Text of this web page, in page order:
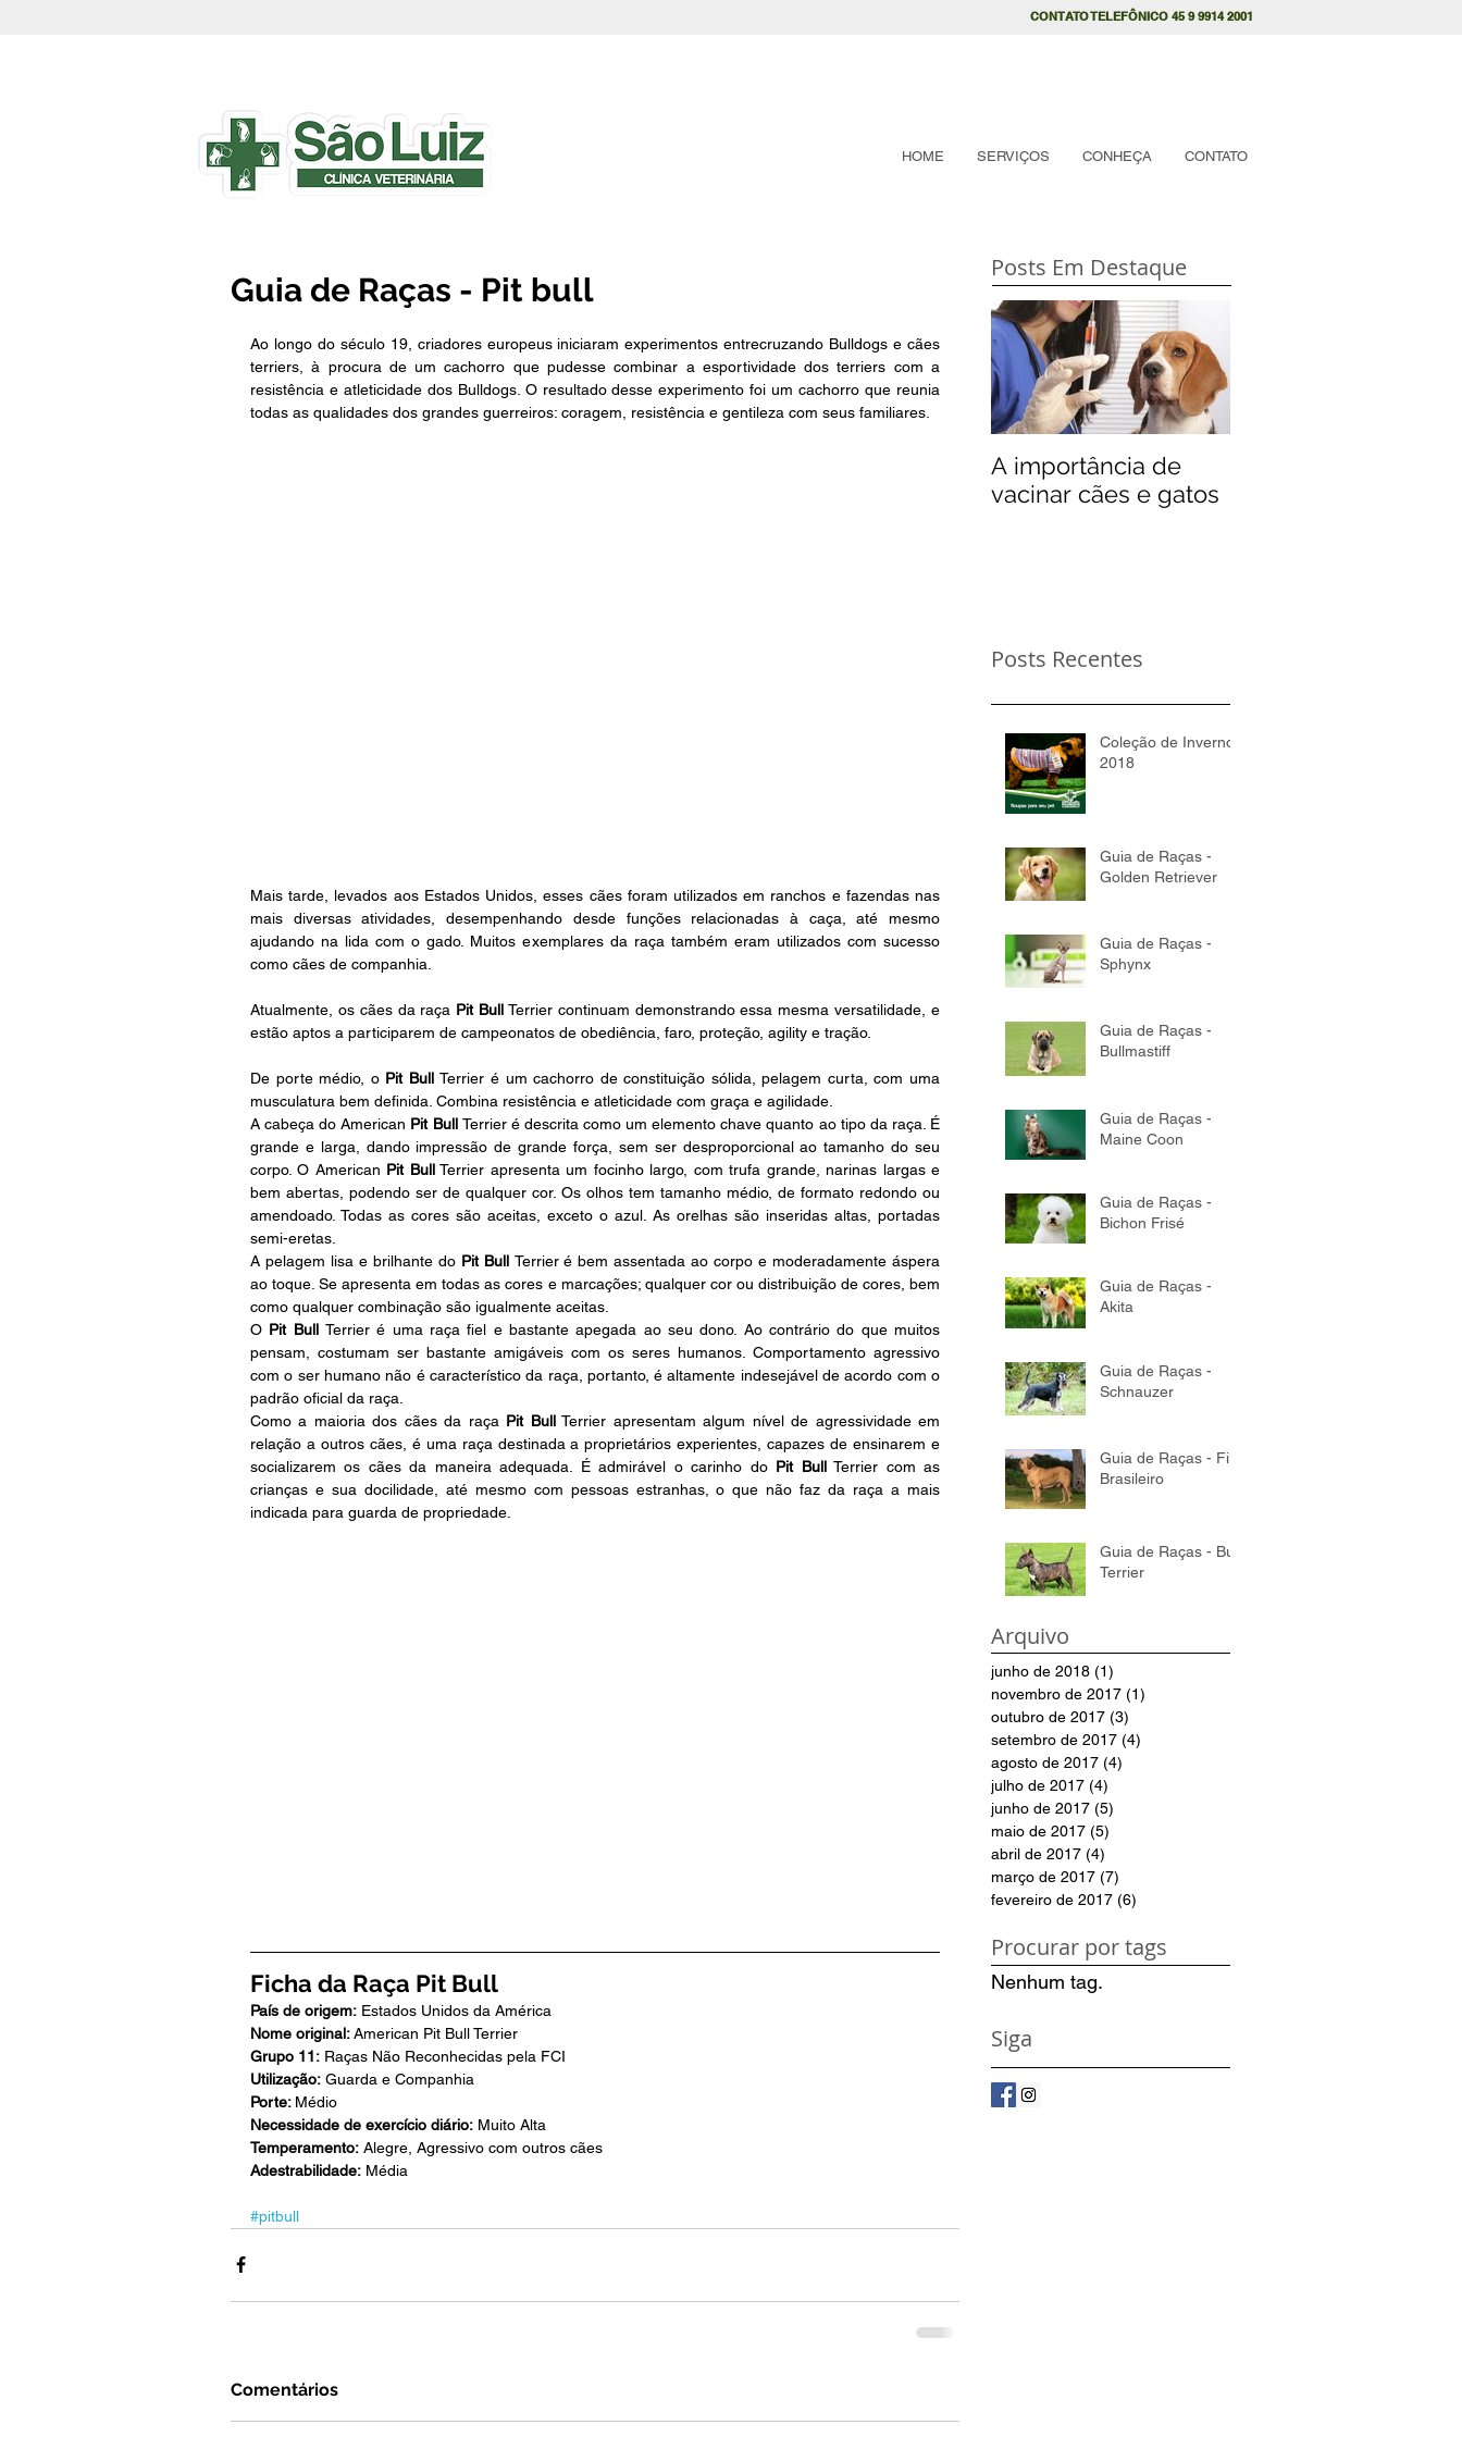
CONTATO TELEFÔNICO 45 9 9914 2001
HOME SERVIÇOS CONHEÇA CONTATO
Guia de Raças - Pit bull
Ao longo do século 19, criadores europeus iniciaram experimentos entrecruzando Bulldogs e cães
terriers, à procura de um cachorro que pudesse combinar a esportividade dos terriers com a
resistência e atleticidade dos Bulldogs. O resultado desse experimento foi um cachorro que reunia
todas as qualidades dos grandes guerreiros: coragem, resistência e gentileza com seus familiares.
Mais tarde, levados aos Estados Unidos, esses cães foram utilizados em ranchos e fazendas nas
mais diversas atividades, desempenhando desde funções relacionadas à caça, até mesmo
ajudando na lida com o gado. Muitos exemplares da raça também eram utilizados com sucesso
como cães de companhia.
Atualmente, os cães da raça Pit Bull Terrier continuam demonstrando essa mesma versatilidade, e
estão aptos a participarem de campeonatos de obediência, faro, proteção, agility e tração.
De porte médio, o Pit Bull Terrier é um cachorro de constituição sólida, pelagem curta, com uma
musculatura bem definida. Combina resistência e atleticidade com graça e agilidade.
A cabeça do American Pit Bull Terrier é descrita como um elemento chave quanto ao tipo da raça. É
grande e larga, dando impressão de grande força, sem ser desproporcional ao tamanho do seu
corpo. O American Pit Bull Terrier apresenta um focinho largo, com trufa grande, narinas largas e
bem abertas, podendo ser de qualquer cor. Os olhos tem tamanho médio, de formato redondo ou
amendoado. Todas as cores são aceitas, exceto o azul. As orelhas são inseridas altas, portadas
semi-eretas.
A pelagem lisa e brilhante do Pit Bull Terrier é bem assentada ao corpo e moderadamente áspera
ao toque. Se apresenta em todas as cores e marcações; qualquer cor ou distribuição de cores, bem
como qualquer combinação são igualmente aceitas.
O Pit Bull Terrier é uma raça fiel e bastante apegada ao seu dono. Ao contrário do que muitos
pensam, costumam ser bastante amigáveis com os seres humanos. Comportamento agressivo
com o ser humano não é característico da raça, portanto, é altamente indesejável de acordo com o
padrão oficial da raça.
Como a maioria dos cães da raça Pit Bull Terrier apresentam algum nível de agressividade em
relação a outros cães, é uma raça destinada a proprietários experientes, capazes de ensinarem e
socializarem os cães da maneira adequada. É admirável o carinho do Pit Bull Terrier com as
crianças e sua docilidade, até mesmo com pessoas estranhas, o que não faz da raça a mais
indicada para guarda de propriedade.
Ficha da Raça Pit Bull
País de origem: Estados Unidos da América
Nome original: American Pit Bull Terrier
Grupo 11: Raças Não Reconhecidas pela FCI
Utilização: Guarda e Companhia
Porte: Médio
Necessidade de exercício diário: Muito Alta
Temperamento: Alegre, Agressivo com outros cães
Adestrabilidade: Média
#pitbull
Comentários
Posts Em Destaque
A importância de
vacinar cães e gatos
Posts Recentes
Coleção de Inverno
2018
Guia de Raças -
Golden Retriever
Guia de Raças -
Sphynx
Guia de Raças -
Bullmastiff
Guia de Raças -
Maine Coon
Guia de Raças -
Bichon Frisé
Guia de Raças -
Akita
Guia de Raças -
Schnauzer
Guia de Raças - Fila
Brasileiro
Guia de Raças - Bull
Terrier
Arquivo
junho de 2018 (1)
novembro de 2017 (1)
outubro de 2017 (3)
setembro de 2017 (4)
agosto de 2017 (4)
julho de 2017 (4)
junho de 2017 (5)
maio de 2017 (5)
abril de 2017 (4)
março de 2017 (7)
fevereiro de 2017 (6)
Procurar por tags
Nenhum tag.
Siga